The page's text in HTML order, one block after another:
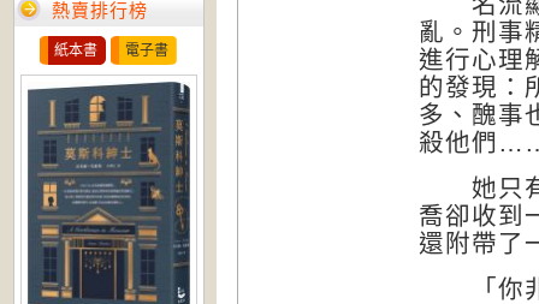
熱賣排行榜
紙本書 電子書
亂。刑事
進行心理
的發現：
多、醜事
殺他們
她只有
喬卻收到
還附帶了
「你非